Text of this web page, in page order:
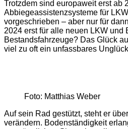
Trotzdem sind europaweit erst ab
Abbiegeassistenzsysteme für
vorgeschrieben – aber nur für
2024 erst für alle neuen LKW und
Bestandsfahrzeuge? Das Glück
viel zu oft ein unfassbares
Foto: Matthias Weber
Auf sein Rad gestützt, steht er
verändern. Bodenständigkeit